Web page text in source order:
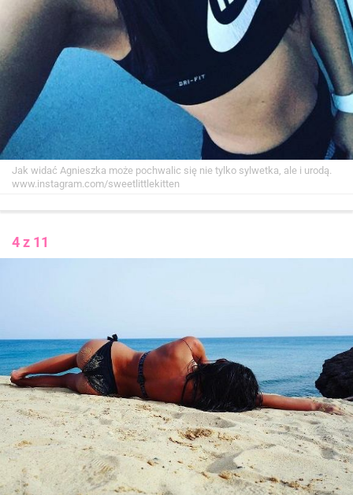
Jak widać Agnieszka może pochwalic się nie tylko sylwetka, ale i urodą.
www.instagram.com/sweetlittlekitten
4 z 11